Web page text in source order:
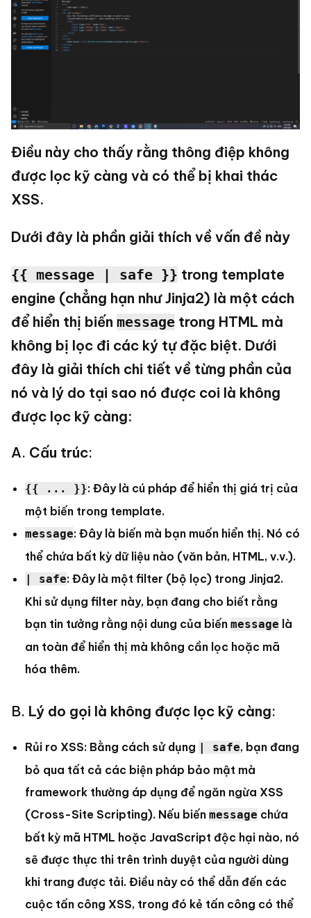
Điều này cho thấy rằng thông điệp không
được lọc kỹ càng và có thể bị khai thác
XSS.
Dưới đây là phần giải thích về vấn đề này
{{ message | safe }} trong template
engine (chẳng hạn như Jinja2) là một cách
để hiển thị biến message trong HTML mà
không bị lọc đi các ký tự đặc biệt. Dưới
đây là giải thích chi tiết về từng phần của
nó và lý do tại sao nó được coi là không
được lọc kỹ càng:
A. Cấu trúc:
{{ ... }}: Đây là cú pháp để hiển thị giá trị của
một biến trong template.
message: Đây là biến mà bạn muốn hiển thị. Nó có
thể chứa bất kỳ dữ liệu nào (văn bản, HTML, v.v.).
| safe: Đây là một filter (bộ lọc) trong Jinja2.
Khi sử dụng filter này, bạn đang cho biết rằng
bạn tin tưởng rằng nội dung của biến message là
an toàn để hiển thị mà không cần lọc hoặc mã
hóa thêm.
B. Lý do gọi là không được lọc kỹ càng:
Rủi ro XSS: Bằng cách sử dụng | safe, bạn đang
bỏ qua tất cả các biện pháp bảo mật mà
framework thường áp dụng để ngăn ngừa XSS
(Cross-Site Scripting). Nếu biến message chứa
bất kỳ mã HTML hoặc JavaScript độc hại nào, nó
sẽ được thực thi trên trình duyệt của người dùng
khi trang được tải. Điều này có thể dẫn đến các
cuộc tấn công XSS, trong đó kẻ tấn công có thể